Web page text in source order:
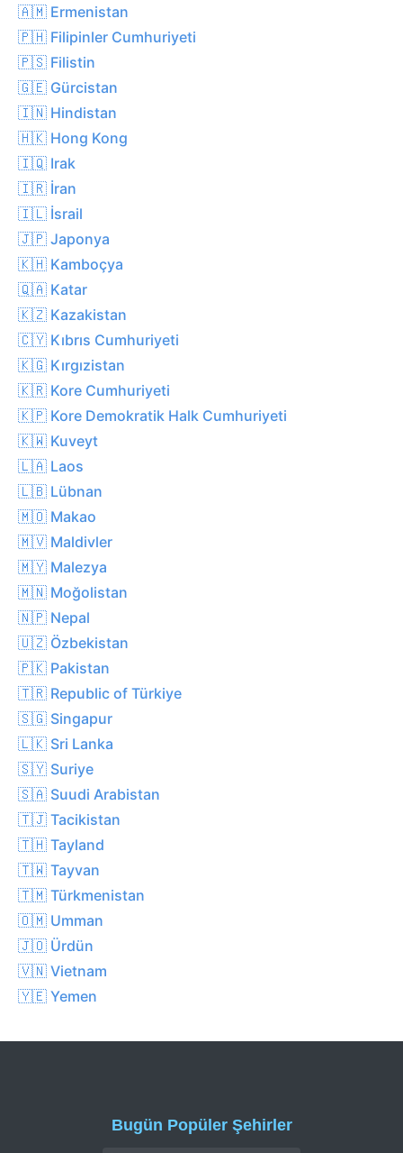
🇦🇲 Ermenistan
🇵🇭 Filipinler Cumhuriyeti
🇵🇸 Filistin
🇬🇪 Gürcistan
🇮🇳 Hindistan
🇭🇰 Hong Kong
🇮🇶 Irak
🇮🇷 İran
🇮🇱 İsrail
🇯🇵 Japonya
🇰🇭 Kamboçya
🇶🇦 Katar
🇰🇿 Kazakistan
🇨🇾 Kıbrıs Cumhuriyeti
🇰🇬 Kırgızistan
🇰🇷 Kore Cumhuriyeti
🇰🇵 Kore Demokratik Halk Cumhuriyeti
🇰🇼 Kuveyt
🇱🇦 Laos
🇱🇧 Lübnan
🇲🇴 Makao
🇲🇻 Maldivler
🇲🇾 Malezya
🇲🇳 Moğolistan
🇳🇵 Nepal
🇺🇿 Özbekistan
🇵🇰 Pakistan
🇹🇷 Republic of Türkiye
🇸🇬 Singapur
🇱🇰 Sri Lanka
🇸🇾 Suriye
🇸🇦 Suudi Arabistan
🇹🇯 Tacikistan
🇹🇭 Tayland
🇹🇼 Tayvan
🇹🇲 Türkmenistan
🇴🇲 Umman
🇯🇴 Ürdün
🇻🇳 Vietnam
🇾🇪 Yemen
Bugün Popüler Şehirler